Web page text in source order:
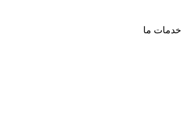
خدمات ما